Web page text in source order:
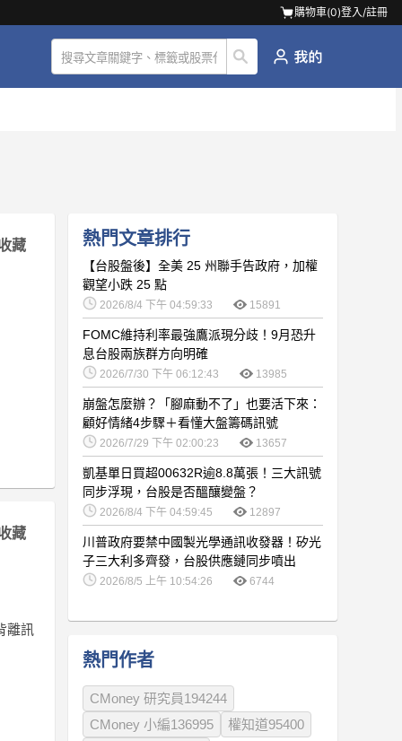
購物車(0)登入/註冊
藏
藏
離訊
熱門文章排行
【台股盤後】全美 25 州聯手告政府，加權
觀望小跌 25 點
2026/8/4 下午 04:59:33 15891
FOMC維持利率最強鷹派現分歧！9月恐升
息台股兩族群方向明確
2026/7/30 下午 06:12:43 13985
崩盤怎麼辦？「腳麻動不了」也要活下來：
顧好情緒4步驟＋看懂大盤籌碼訊號
2026/7/29 下午 02:00:23 13657
凱基單日買超00632R逾8.8萬張！三大訊號
同步浮現，台股是否醞釀變盤？
2026/8/4 下午 04:59:45 12897
川普政府要禁中國製光學通訊收發器！矽光
子三大利多齊發，台股供應鏈同步噴出
2026/8/5 上午 10:54:26 6744
熱門作者
CMoney 研究員194244
CMoney 小編136995
權知道95400